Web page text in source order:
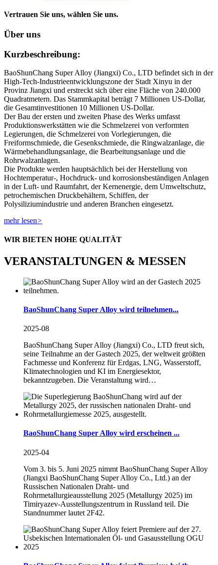
Vertrauen Sie uns, wählen Sie uns.
Über uns
Kurzbeschreibung:
BaoShunChang Super Alloy (Jiangxi) Co., LTD befindet sich in der
High-Tech-Industrieentwicklungszone der Stadt Xinyu in der
Provinz Jiangxi und erstreckt sich über eine Fläche von 240.000
Quadratmetern. Das Stammkapital beträgt 7 Millionen US-Dollar,
die Gesamtinvestitionen 10 Millionen US-Dollar.
Der Bau der ersten und zweiten Phase des Werks umfasst
Produktionswerkstätten wie die Schmelzerei von verformten
Legierungen, die Schmelzerei von Vorlegierungen, die
Freiformschmiede, die Gesenkschmiede, die Ringwalzanlage, die
Wärmebehandlungsanlage, die Bearbeitungsanlage und die
Rohrwalzanlagen.
Die Produkte werden hauptsächlich bei der Herstellung von
Hochtemperatur-, Hochdruck- und korrosionsbeständigen Anlagen
in der Luft- und Raumfahrt, der Kernenergie, dem Umweltschutz,
petrochemischen Druckbehältern, Schiffen, der
Polysiliziumindustrie und anderen Branchen eingesetzt.
mehr lesen>
WIR BIETEN HOHE QUALITÄT
VERANSTALTUNGEN & MESSEN
BaoShunChang Super Alloy wird teilnehmen...
2025-08
BaoShunChang Super Alloy (Jiangxi) Co., LTD freut sich,
seine Teilnahme an der Gastech 2025, der weltweit größten
Fachmesse und Konferenz für Erdgas, LNG, Wasserstoff,
Klimatechnologien und KI im Energiesektor,
bekanntzugeben. Die Veranstaltung wird…
BaoShunChang Super Alloy wird erscheinen ...
2025-04
Vom 3. bis 5. Juni 2025 nimmt BaoShunChang Super Alloy
(Jiangxi BaoShunChang Super Alloy Co., Ltd.) an der
Russischen Nationalen Draht- und
Rohrmetallurgieausstellung 2025 (Metallurgy 2025) im
Timiryazev-Ausstellungszentrum in Russland teil. Die
Standnummer lautet 2F42.